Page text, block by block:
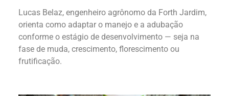
Lucas Belaz, engenheiro agrônomo da Forth Jardim,
orienta como adaptar o manejo e a adubação
conforme o estágio de desenvolvimento — seja na
fase de muda, crescimento, florescimento ou
frutificação.